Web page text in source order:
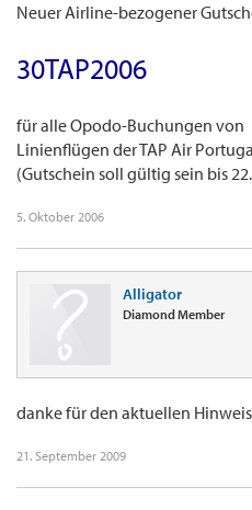
Neuer Airline-bezogener
30TAP2006
für alle Opodo-Buchungen von
Linienflügen der TAP Air
(Gutschein soll gültig sein bis
5. Oktober 2006
Alligator
Diamond Member
danke für den aktuellen
21. September 2009